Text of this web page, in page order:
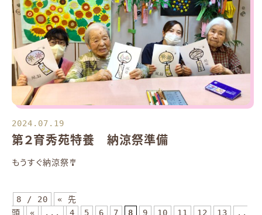
2024.07.19
第２育秀苑特養 納涼祭準備
もうすぐ納涼祭🎐
8 / 20
« 先
頭
« ... 4 5 6 7 8 9 10 11 12 13
..